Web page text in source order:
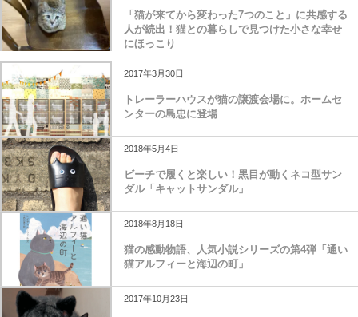
「猫が来てから変わった7つのこと」に共感する
人が続出！猫との暮らしで見つけた小さな幸せ
にほっこり
2017年3月30日
トレーラーハウスが猫の譲渡会場に。ホームセ
ンターの島忠に登場
2018年5月4日
ビーチで履くと楽しい！黒目が動くネコ型サン
ダル「キャットサンダル」
2018年8月18日
猫の感動物語、人気小説シリーズの第4弾「通い
猫アルフィーと海辺の町」
2017年10月23日